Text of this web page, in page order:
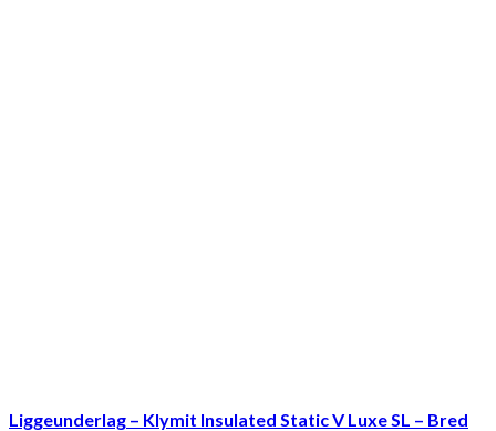
Liggeunderlag – Klymit Insulated Static V Luxe SL – Bred